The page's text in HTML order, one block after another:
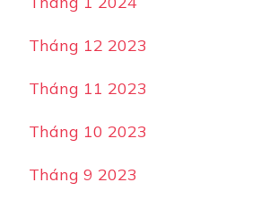
Tháng 12 2023
Tháng 11 2023
Tháng 10 2023
Tháng 9 2023